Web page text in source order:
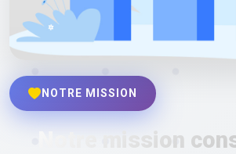
NOTRE MISSION
Notre mission